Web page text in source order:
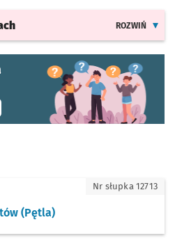
ROZWIŃ
się w nowej karcie
(Pętla)
(Pętla)
Nr słupka 12713